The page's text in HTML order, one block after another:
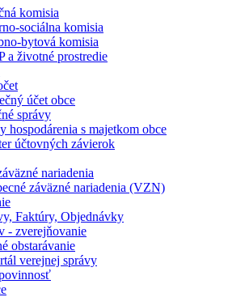
komisia
sociálna komisia
bytová komisia
a životné prostredie
účet obce
správy
hospodárenia s majetkom obce
účtovných závierok
nariadenia
záväzné nariadenia (VZN)
Faktúry, Objednávky
- zverejňovanie
obstarávanie
verejnej správy